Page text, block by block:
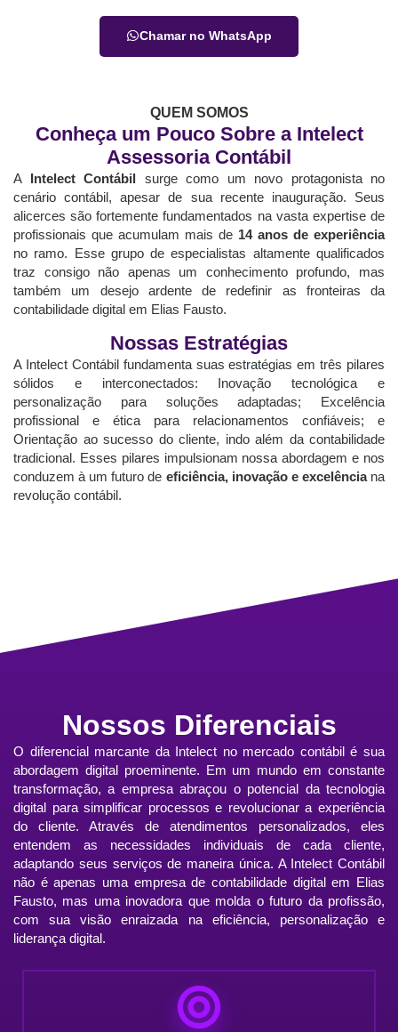
Chamar no WhatsApp
QUEM SOMOS
Conheça um Pouco Sobre a Intelect
Assessoria Contábil
A Intelect Contábil surge como um novo protagonista no
cenário contábil, apesar de sua recente inauguração. Seus
alicerces são fortemente fundamentados na vasta expertise de
profissionais que acumulam mais de 14 anos de experiência
no ramo. Esse grupo de especialistas altamente qualificados
traz consigo não apenas um conhecimento profundo, mas
também um desejo ardente de redefinir as fronteiras da
contabilidade digital em Elias Fausto.
Nossas Estratégias
A Intelect Contábil fundamenta suas estratégias em três pilares
sólidos e interconectados: Inovação tecnológica e
personalização para soluções adaptadas; Excelência
profissional e ética para relacionamentos confiáveis; e
Orientação ao sucesso do cliente, indo além da contabilidade
tradicional. Esses pilares impulsionam nossa abordagem e nos
conduzem à um futuro de eficiência, inovação e excelênciana
revolução contábil.
Nossos Diferenciais
O diferencial marcante da Intelect no mercado contábil é sua
abordagem digital proeminente. Em um mundo em constante
transformação, a empresa abraçou o potencial da tecnologia
digital para simplificar processos e revolucionar a experiência
do cliente. Através de atendimentos personalizados, eles
entendem as necessidades individuais de cada cliente,
adaptando seus serviços de maneira única. A Intelect Contábil
não é apenas uma empresa de contabilidade digital em Elias
Fausto, mas uma inovadora que molda o futuro da profissão,
com sua visão enraizada na eficiência, personalização e
liderança digital.